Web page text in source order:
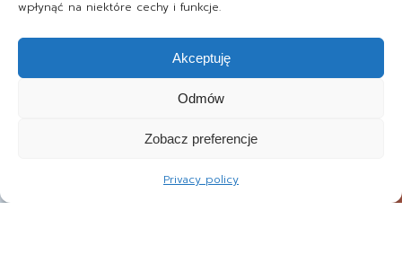
wpłynąć na niektóre cechy i funkcje.
Akceptuję
Odmów
Zobacz preferencje
Privacy policy